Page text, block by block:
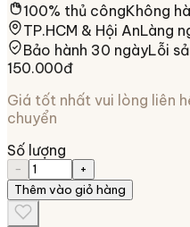
100% thủ côngKhông
TP.HCM & Hội AnLàng
Bảo hành 30 ngàyLỗi
150.000đ
Giá tốt nhất vui lòng liên
chuyển
Số lượng
−
+
Thêm vào giỏ hàng